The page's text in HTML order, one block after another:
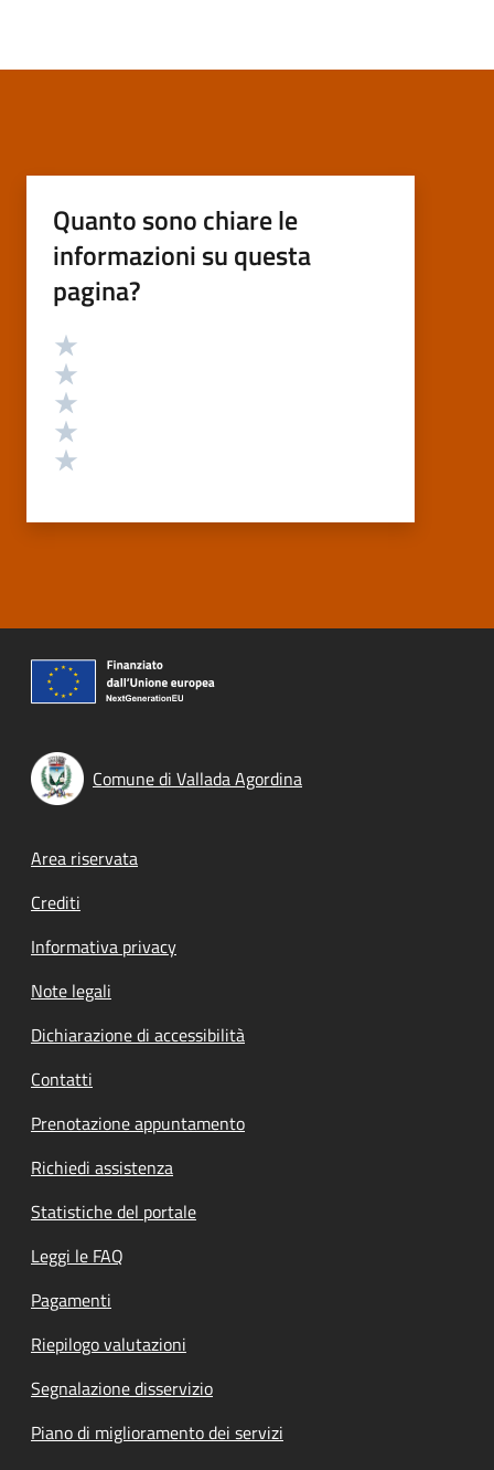
Quanto sono chiare le
informazioni su questa
pagina?
Valutazione
Comune di Vallada Agordina
Footer menu
Area riservata
Crediti
Informativa privacy
Note legali
Dichiarazione di accessibilità
Contatti
Prenotazione appuntamento
Richiedi assistenza
Statistiche del portale
Leggi le FAQ
Pagamenti
Riepilogo valutazioni
Segnalazione disservizio
Piano di miglioramento dei servizi